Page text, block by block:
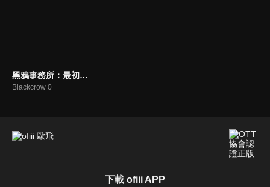
黑鴉事務所：最初的信念
Blackcrow 0
下載 ofiii APP